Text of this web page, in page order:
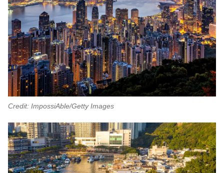
Credit: ImpossiAble/Getty Images